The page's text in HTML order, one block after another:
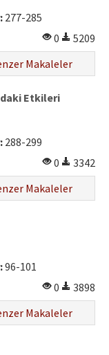
277-285
0
5209
Makaleler
Etkileri
288-299
0
3342
Makaleler
96-101
0
3898
Makaleler